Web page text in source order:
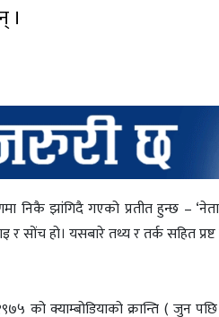
।
निकै झांगिदै गएको प्रतीत हुन्छ –
हो। यसबारे तथ्य र तर्क सहित
को क्याम्बोडियाको क्रान्ति ( जुन